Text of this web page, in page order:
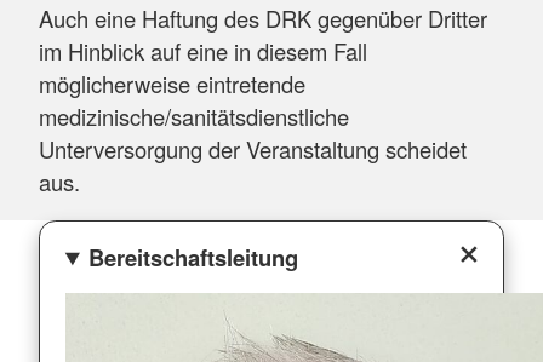
Auch eine Haftung des DRK gegenüber Dritter
im Hinblick auf eine in diesem Fall
möglicherweise eintretende
medizinische/sanitätsdienstliche
Unterversorgung der Veranstaltung scheidet
aus.
Bereitschaftsleitung